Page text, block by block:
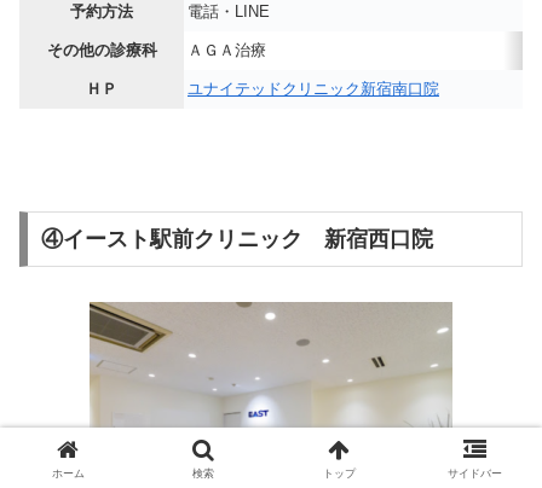
予約方法 電話・LINE
その他の診療科 ＡＧＡ治療
ＨＰ ユナイテッドクリニック新宿南口院
④イースト駅前クリニック 新宿西口院
ホーム 検索 トップ サイドバー